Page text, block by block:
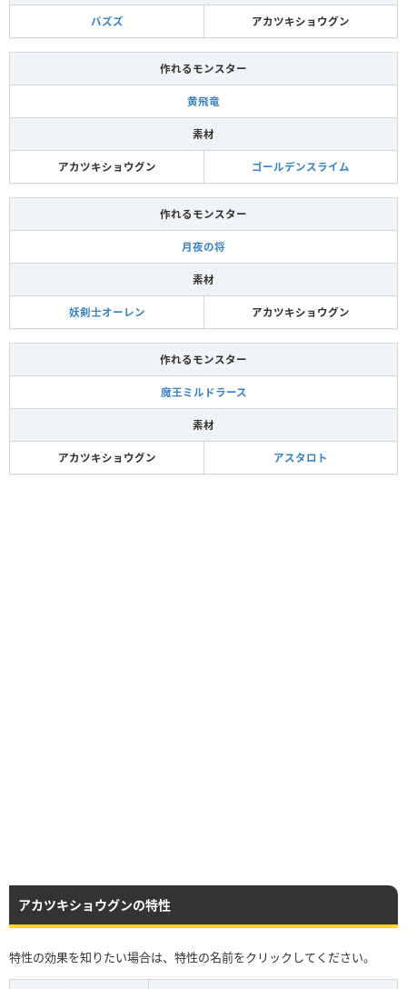
バズズ アカツキショウグン
作れるモンスター
黄飛竜
素材
アカツキショウグン ゴールデンスライム
作れるモンスター
月夜の将
素材
妖剣士オーレン アカツキショウグン
作れるモンスター
魔王ミルドラース
素材
アカツキショウグン アスタロト
アカツキショウグンの特性
特性の効果を知りたい場合は、特性の名前をクリックしてください。